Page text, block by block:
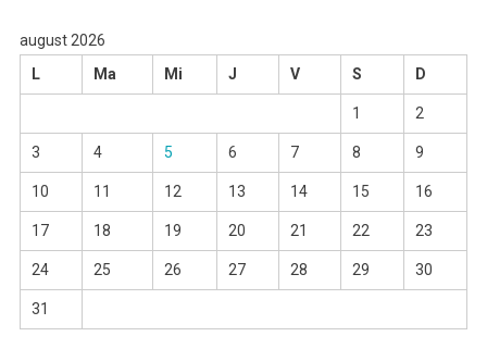
august 2026
L
Ma Mi J V S D
1 2
3 4 5 6 7 8 9
10 11 12 13 14 15 16
17 18 19 20 21 22 23
24 25 26 27 28 29 30
31